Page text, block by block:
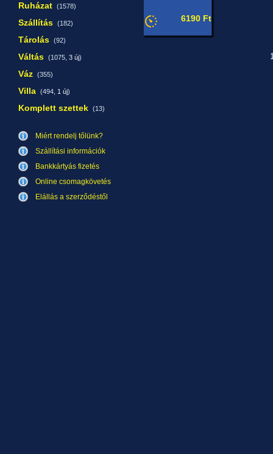
Ruházat (1578)
Szállítás (182)
Tárolás (92)
Váltás (1075, 3 új)
Váz (355)
Villa (494, 1 új)
Komplett szettek (13)
Miért rendelj tőlünk?
Szállítási információk
Bankkártyás fizetés
Online csomagkövetés
Elállás a szerződéstől
6190 Ft